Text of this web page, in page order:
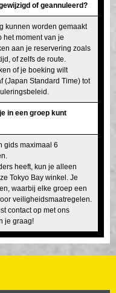
of geannuleerd?
kunnen worden gemaakt
het moment van je
aan je reservering zoals
of zelfs de route.
of je boeking wilt
(Japan Standard Time) tot
in een groep kunt
gids maximaal 6
heeft, kun je alleen
Tokyo Bay winkel. Je
waarbij elke groep een
veiligheidsmaatregelen.
contact op met ons
je graag!